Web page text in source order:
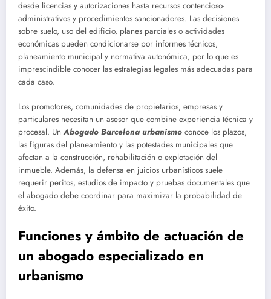
desde licencias y autorizaciones hasta recursos contencioso-
administrativos y procedimientos sancionadores. Las decisiones
sobre suelo, uso del edificio, planes parciales o actividades
económicas pueden condicionarse por informes técnicos,
planeamiento municipal y normativa autonómica, por lo que es
imprescindible conocer las estrategias legales más adecuadas para
cada caso.
Los promotores, comunidades de propietarios, empresas y
particulares necesitan un asesor que combine experiencia técnica y
procesal. Un Abogado Barcelona urbanismo conoce los plazos,
las figuras del planeamiento y las potestades municipales que
afectan a la construcción, rehabilitación o explotación del
inmueble. Además, la defensa en juicios urbanísticos suele
requerir peritos, estudios de impacto y pruebas documentales que
el abogado debe coordinar para maximizar la probabilidad de
éxito.
Funciones y ámbito de actuación de
un abogado especializado en
urbanismo